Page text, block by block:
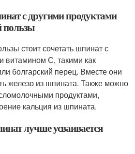
с другими продуктами
пользы
стоит сочетать шпинат с
витамином С, такими как
болгарский перец. Вместе они
железо из шпината. Также можно
продуктами,
кальция из шпината.
лучше усваивается